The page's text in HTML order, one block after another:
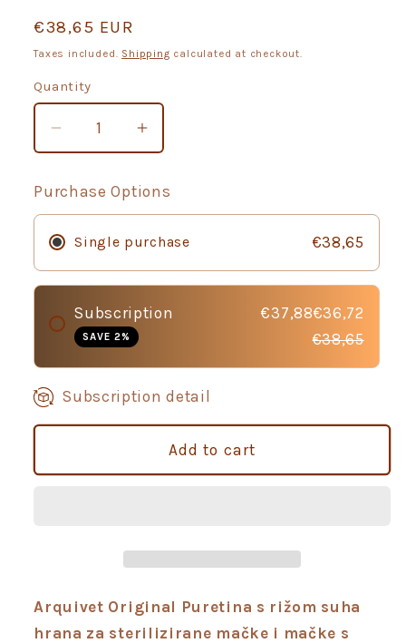
Regular
price
€38,65 EUR
Taxes included. Shipping calculated at checkout.
Quantity
Quantity
Decrease
quantity
for
Arquivet
Puretina
suha
hrana
za
sterilizirane
mačke
kg
Increase
quantity
Arquivet
Puretina
suha
hrana
za
kg
Purchase Options
Single purchase €38,65
Subscription
SAVE 2%
€37,88€36,72
€38,65
Subscription detail
Add to cart
Arquivet Original Puretina s rižom suha
hrana za sterilizirane mačke i mačke s